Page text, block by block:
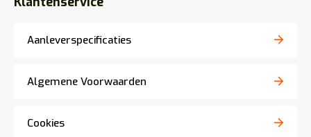
Aanleverspecificaties
Algemene Voorwaarden
Cookies